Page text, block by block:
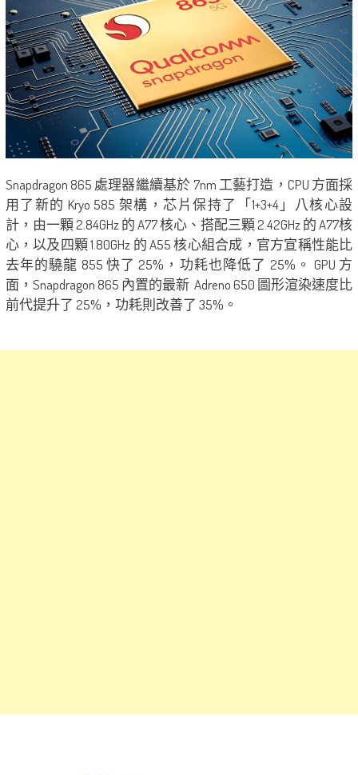
Snapdragon 865 處理器繼續基於 7nm 工藝打造，CPU 方面採
用了新的 Kryo 585 架構，芯片保持了「1+3+4」八核心設
計，由一顆 2.84GHz 的 A77 核心、搭配三顆 2.42GHz 的 A77核
心，以及四顆 1.80GHz 的 A55 核心組合成，官方宣稱性能比
去年的驍龍 855 快了 25%，功耗也降低了 25%。 GPU 方
面，Snapdragon 865 內置的最新 Adreno 650 圖形渲染速度比
前代提升了 25%，功耗則改善了 35%。